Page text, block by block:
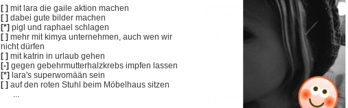
[ ] mit lara die gaile aktion machen
[ ] dabei gute bilder machen
[*] pigl und raphael schlagen
[ ] mehr mit kimya unternehmen, auch wen wir
nicht dürfen
[ ] mit katrin in urlaub gehen
[-] gegen gebehrmutterhalzkrebs impfen lassen
[*] lara's superwomään sein
[ ] auf den roten Stuhl beim Möbelhaus sitzen
...